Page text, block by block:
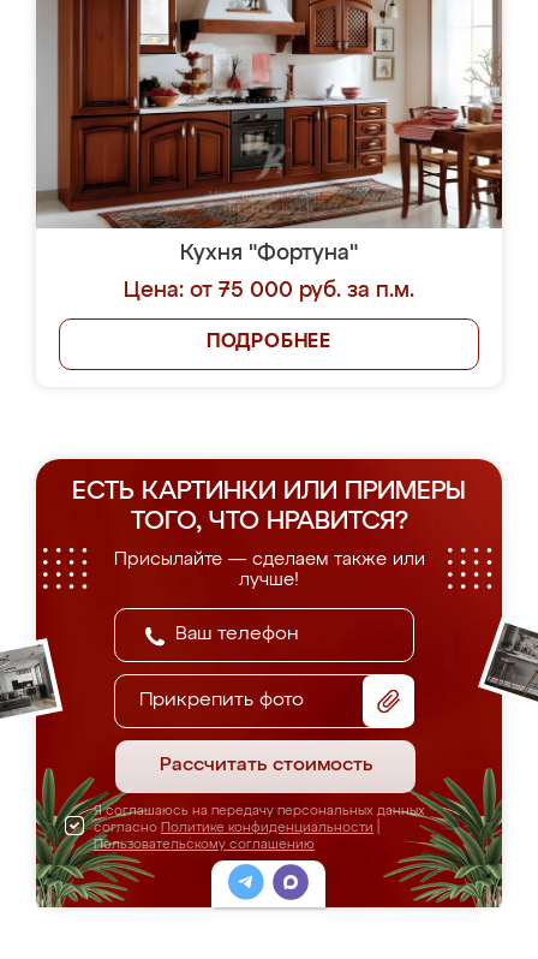
Кухня "Фортуна"
Цена: от 75 000 руб. за п.м.
ПОДРОБНЕЕ
ЕСТЬ КАРТИНКИ ИЛИ ПРИМЕРЫ
ТОГО, ЧТО НРАВИТСЯ?
Присылайте — сделаем также или
лучше!
Прикрепить фото
Рассчитать стоимость
Я соглашаюсь на передачу персональных данных
согласно Политике конфиденциальности
Пользовательскому соглашению